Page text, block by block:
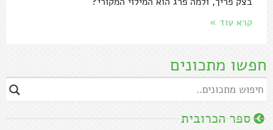
חפשו מתכונים
ספר הכרובית
קרא עוד »